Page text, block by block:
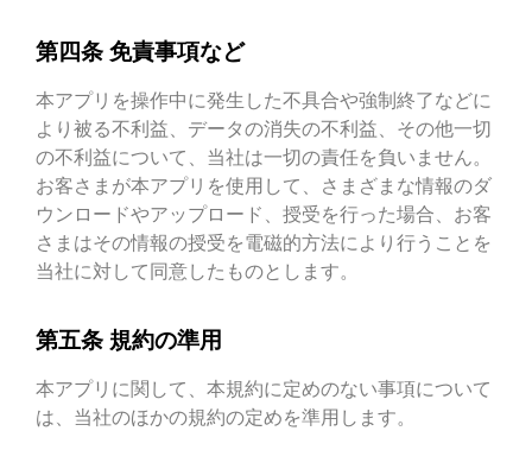
第四条 免責事項など
本アプリを操作中に発生した不具合や強制終了などに
より被る不利益、データの消失の不利益、その他一切
の不利益について、当社は一切の責任を負いません。
お客さまが本アプリを使用して、さまざまな情報のダ
ウンロードやアップロード、授受を行った場合、お客
さまはその情報の授受を電磁的方法により行うことを
当社に対して同意したものとします。
第五条 規約の準用
本アプリに関して、本規約に定めのない事項について
は、当社のほかの規約の定めを準用します。